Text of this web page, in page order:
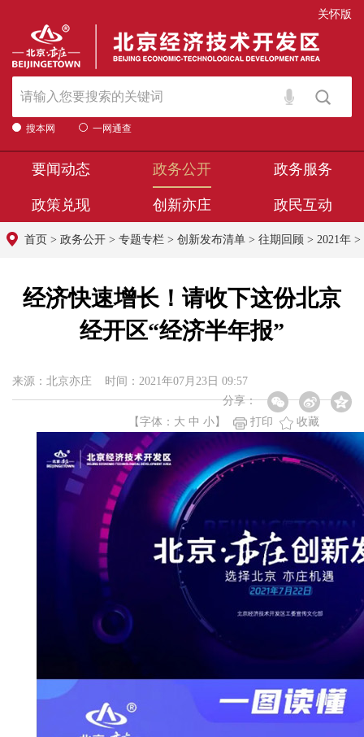
关怀版
搜本网 一网通查
要闻动态 政务公开 政务服务
政策兑现 创新亦庄 政民互动
首页 > 政务公开 > 专题专栏 > 创新发布清单 > 往期回顾 > 2021年 >
经济快速增长！请收下这份北京
经开区“经济半年报”
来源：北京亦庄 时间：2021年07月23日 09:57
分享：
【字体： 大 中 小 】 打印 收藏